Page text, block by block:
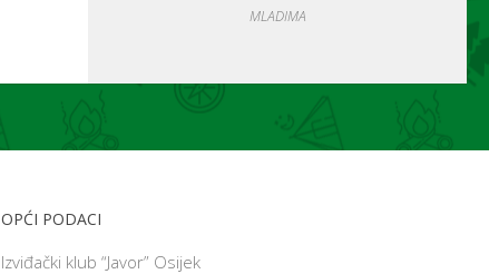
MLADIMA
OPĆI PODACI
Izviđački klub “Javor” Osijek